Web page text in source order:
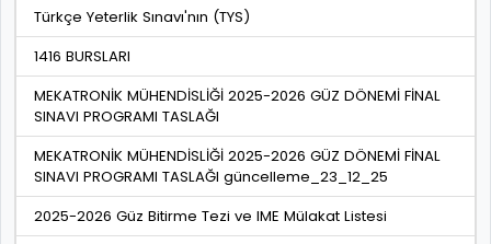
Türkçe Yeterlik Sınavı'nın (TYS)
1416 BURSLARI
MEKATRONİK MÜHENDİSLİĞİ 2025-2026 GÜZ DÖNEMİ FİNAL
SINAVI PROGRAMI TASLAĞI
MEKATRONİK MÜHENDİSLİĞİ 2025-2026 GÜZ DÖNEMİ FİNAL
SINAVI PROGRAMI TASLAĞI güncelleme_23_12_25
2025-2026 Güz Bitirme Tezi ve IME Mülakat Listesi